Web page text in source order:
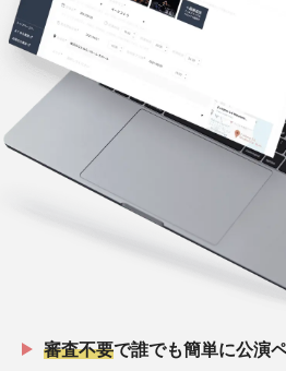
審査不要で誰でも簡単に公演